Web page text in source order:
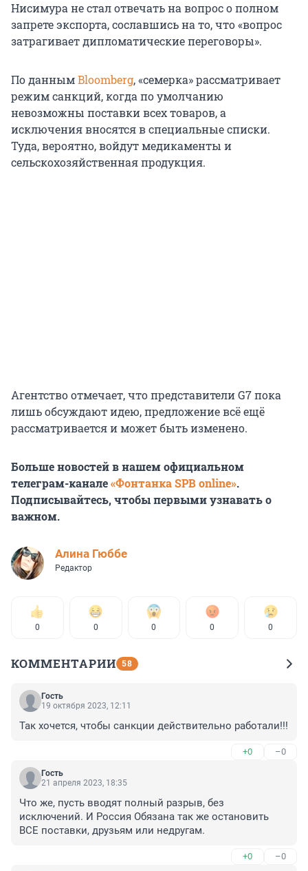
Нисимура не стал отвечать на вопрос о полном
запрете экспорта, сославшись на то, что «вопрос
затрагивает дипломатические переговоры».
По даннымBloomberg, «семерка» рассматривает
режим санкций, когда по умолчанию
невозможны поставки всех товаров, а
исключения вносятся в специальные списки.
Туда, вероятно, войдут медикаменты и
сельскохозяйственная продукция.
Агентство отмечает, что представители G7 пока
лишь обсуждают идею, предложение всё ещё
рассматривается и может быть изменено.
Больше новостей в нашем официальном
телеграм-канале«Фонтанка SPB online».
Подписывайтесь, чтобы первыми узнавать о
важном.
Алина Гюббе
Редактор
0 0 0 0 0
КОММЕНТАРИИ 58
Гость
19 октября 2023, 12:11
Так хочется, чтобы санкции действительно работали!!!
+0 –0
Гость
21 апреля 2023, 18:35
Что же, пусть вводят полный разрыв, без
исключений. И Россия Обязана так же остановить
ВСЕ поставки, друзьям или недругам.
+0 –0